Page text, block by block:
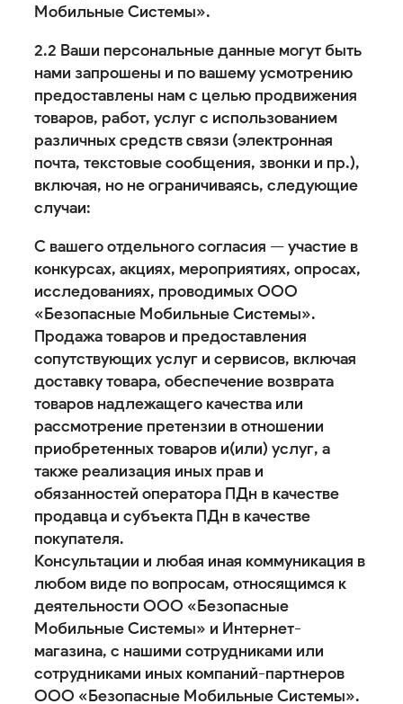
Мобильные Системы».
2.2 Ваши персональные данные могут быть
нами запрошены и по вашему усмотрению
предоставлены нам с целью продвижения
товаров, работ, услуг с использованием
различных средств связи (электронная
почта, текстовые сообщения, звонки и пр.),
включая, но не ограничиваясь, следующие
случаи:
С вашего отдельного согласия — участие в
конкурсах, акциях, мероприятиях, опросах,
исследованиях, проводимых ООО
«Безопасные Мобильные Системы».
Продажа товаров и предоставления
сопутствующих услуг и сервисов, включая
доставку товара, обеспечение возврата
товаров надлежащего качества или
рассмотрение претензии в отношении
приобретенных товаров и(или) услуг, а
также реализация иных прав и
обязанностей оператора ПДн в качестве
продавца и субъекта ПДн в качестве
покупателя.
Консультации и любая иная коммуникация в
любом виде по вопросам, относящимся к
деятельности ООО «Безопасные
Мобильные Системы» и Интернет-
магазина, с нашими сотрудниками или
сотрудниками иных компаний-партнеров
ООО «Безопасные Мобильные Системы».